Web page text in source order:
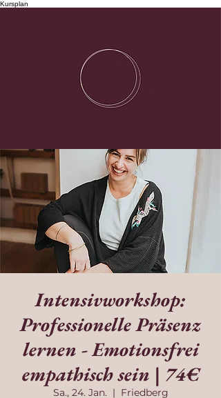
Kursplan
Intensivworkshop:
Professionelle Präsenz
lernen - Emotionsfrei
empathisch sein | 74€
Sa., 24. Jan.
  |
Friedberg